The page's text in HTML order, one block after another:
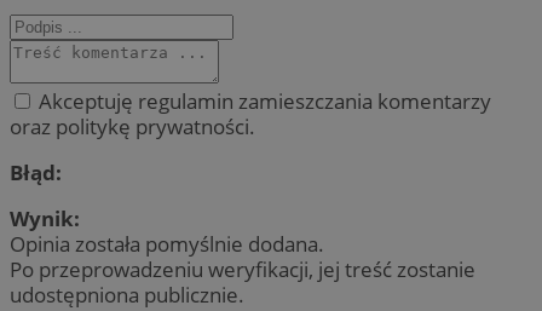
Akceptuję regulamin zamieszczania komentarzy
oraz politykę prywatności.
Błąd:
Wynik:
Opinia została pomyślnie dodana.
Po przeprowadzeniu weryfikacji, jej treść zostanie
udostępniona publicznie.